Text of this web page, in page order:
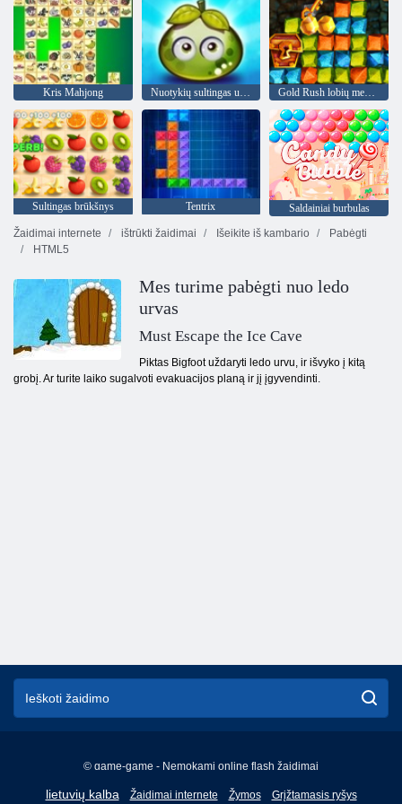
Kris Mahjong Nuotykių sultingas uogas Gold Rush lobių medžioklė
Sultingas brūkšnys Tentrix
Saldainiai burbulas
Žaidimai internete
ištrūkti žaidimai Išeikite iš kambario
Pabėgti
HTML5
Mes turime pabėgti nuo ledo
urvas
Must Escape the Ice Cave
Piktas Bigfoot uždaryti ledo urvu, ir išvyko į kitą
grobį. Ar turite laiko sugalvoti evakuacijos planą ir jį įgyvendinti.
© game-game - Nemokami online flash žaidimai
lietuvių kalba
English
Žaidimai internete Žymos Grįžtamasis ryšys